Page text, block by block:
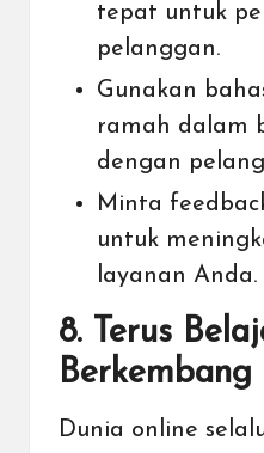
tepat untuk
pelanggan.
Gunakan
ramah dalam
dengan
Minta
untuk
layanan Anda.
8. Terus
Berkembang
Dunia online